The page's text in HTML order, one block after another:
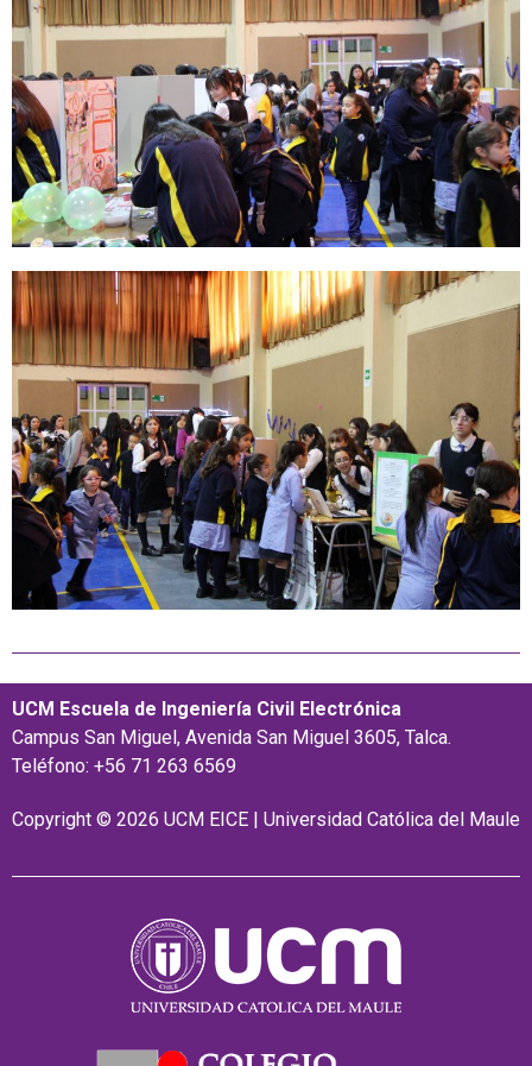
UCM Escuela de Ingeniería Civil Electrónica
Campus San Miguel, Avenida San Miguel 3605, Talca.
Teléfono: +56 71 263 6569
Copyright © 2026 UCM EICE | Universidad Católica del Maule